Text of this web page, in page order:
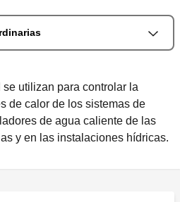
utilizan para controlar la
de calor de los sistemas de
de agua caliente de las
y en las instalaciones hídricas.